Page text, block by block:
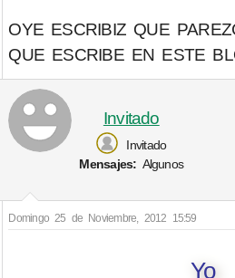
OYE ESCRIBIZ QUE
QUE ESCRIBE EN ESTE
Invitado
Invitado
Mensajes: Algunos
Domingo 25 de Noviembre, 2012 15:59
Yo